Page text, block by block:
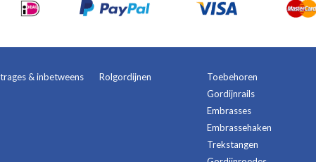
& inbetweens Rolgordijnen
Toebehoren
Gordijnrails
Embrasses
Embrassehaken
Trekstangen